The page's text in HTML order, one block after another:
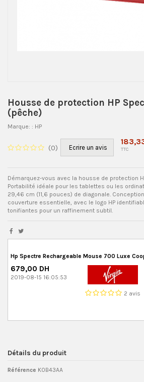
Housse de protection HP
(pêche)
Marque: : HP
(0) Ecrire un avis TTC
Démarquez-vous avec la housse de protection
Portabilité idéale pour les tablettes ou les
29,46 cm (11,6 pouces) de diagonale.
couverture essentielle, avec le logo HP
tonifiantes pour un raffinement subtil.
Hp Spectre Rechargeable Mouse 700 Luxe
679,00 DH
2019-08-15 16:05:53
2 avis
Détails du produit
Référence K0B43AA